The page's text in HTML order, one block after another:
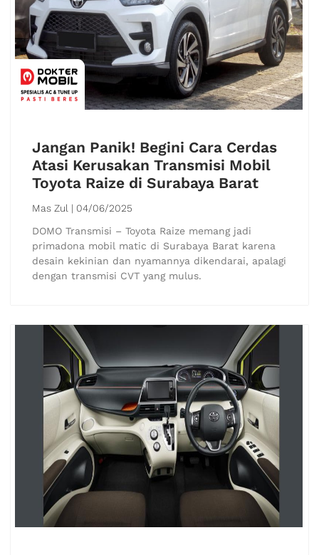
Jangan Panik! Begini Cara Cerdas
Atasi Kerusakan Transmisi Mobil
Toyota Raize di Surabaya Barat
Mas Zul
04/06/2025
DOMO Transmisi – Toyota Raize memang jadi
primadona mobil matic di Surabaya Barat karena
desain kekinian dan nyamannya dikendarai, apalagi
dengan transmisi CVT yang mulus.